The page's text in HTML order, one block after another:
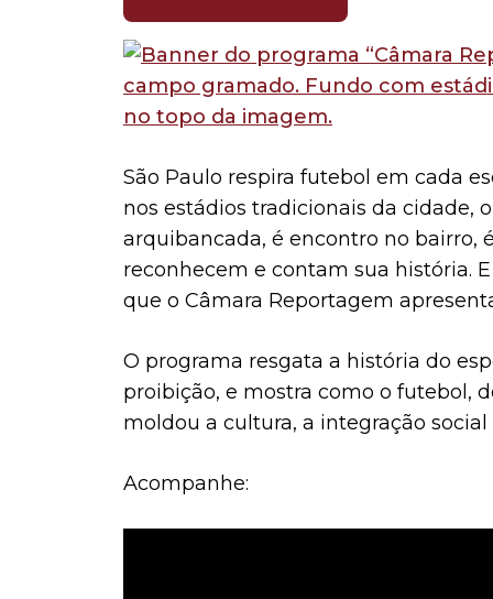
São Paulo respira futebol em cada
nos estádios tradicionais da cidade,
arquibancada, é encontro no bairro,
reconhecem e contam sua história.
que o Câmara Reportagem
O programa resgata a história do
proibição, e mostra como o futebol,
moldou a cultura, a integração
Acompanhe: